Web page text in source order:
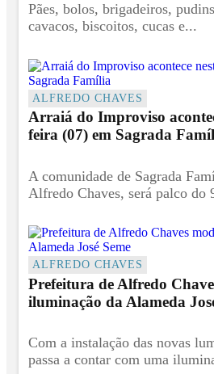
Pães, bolos, brigadeiros,
cavacos, biscoitos, cucas e...
ALFREDO CHAVES
Arraiá do Improviso
feira (07) em Sagrada
A comunidade de Sagrada
Alfredo Chaves, será palco do
ALFREDO CHAVES
Prefeitura de Alfredo
iluminação da Alameda
Com a instalação das novas
passa a contar com uma